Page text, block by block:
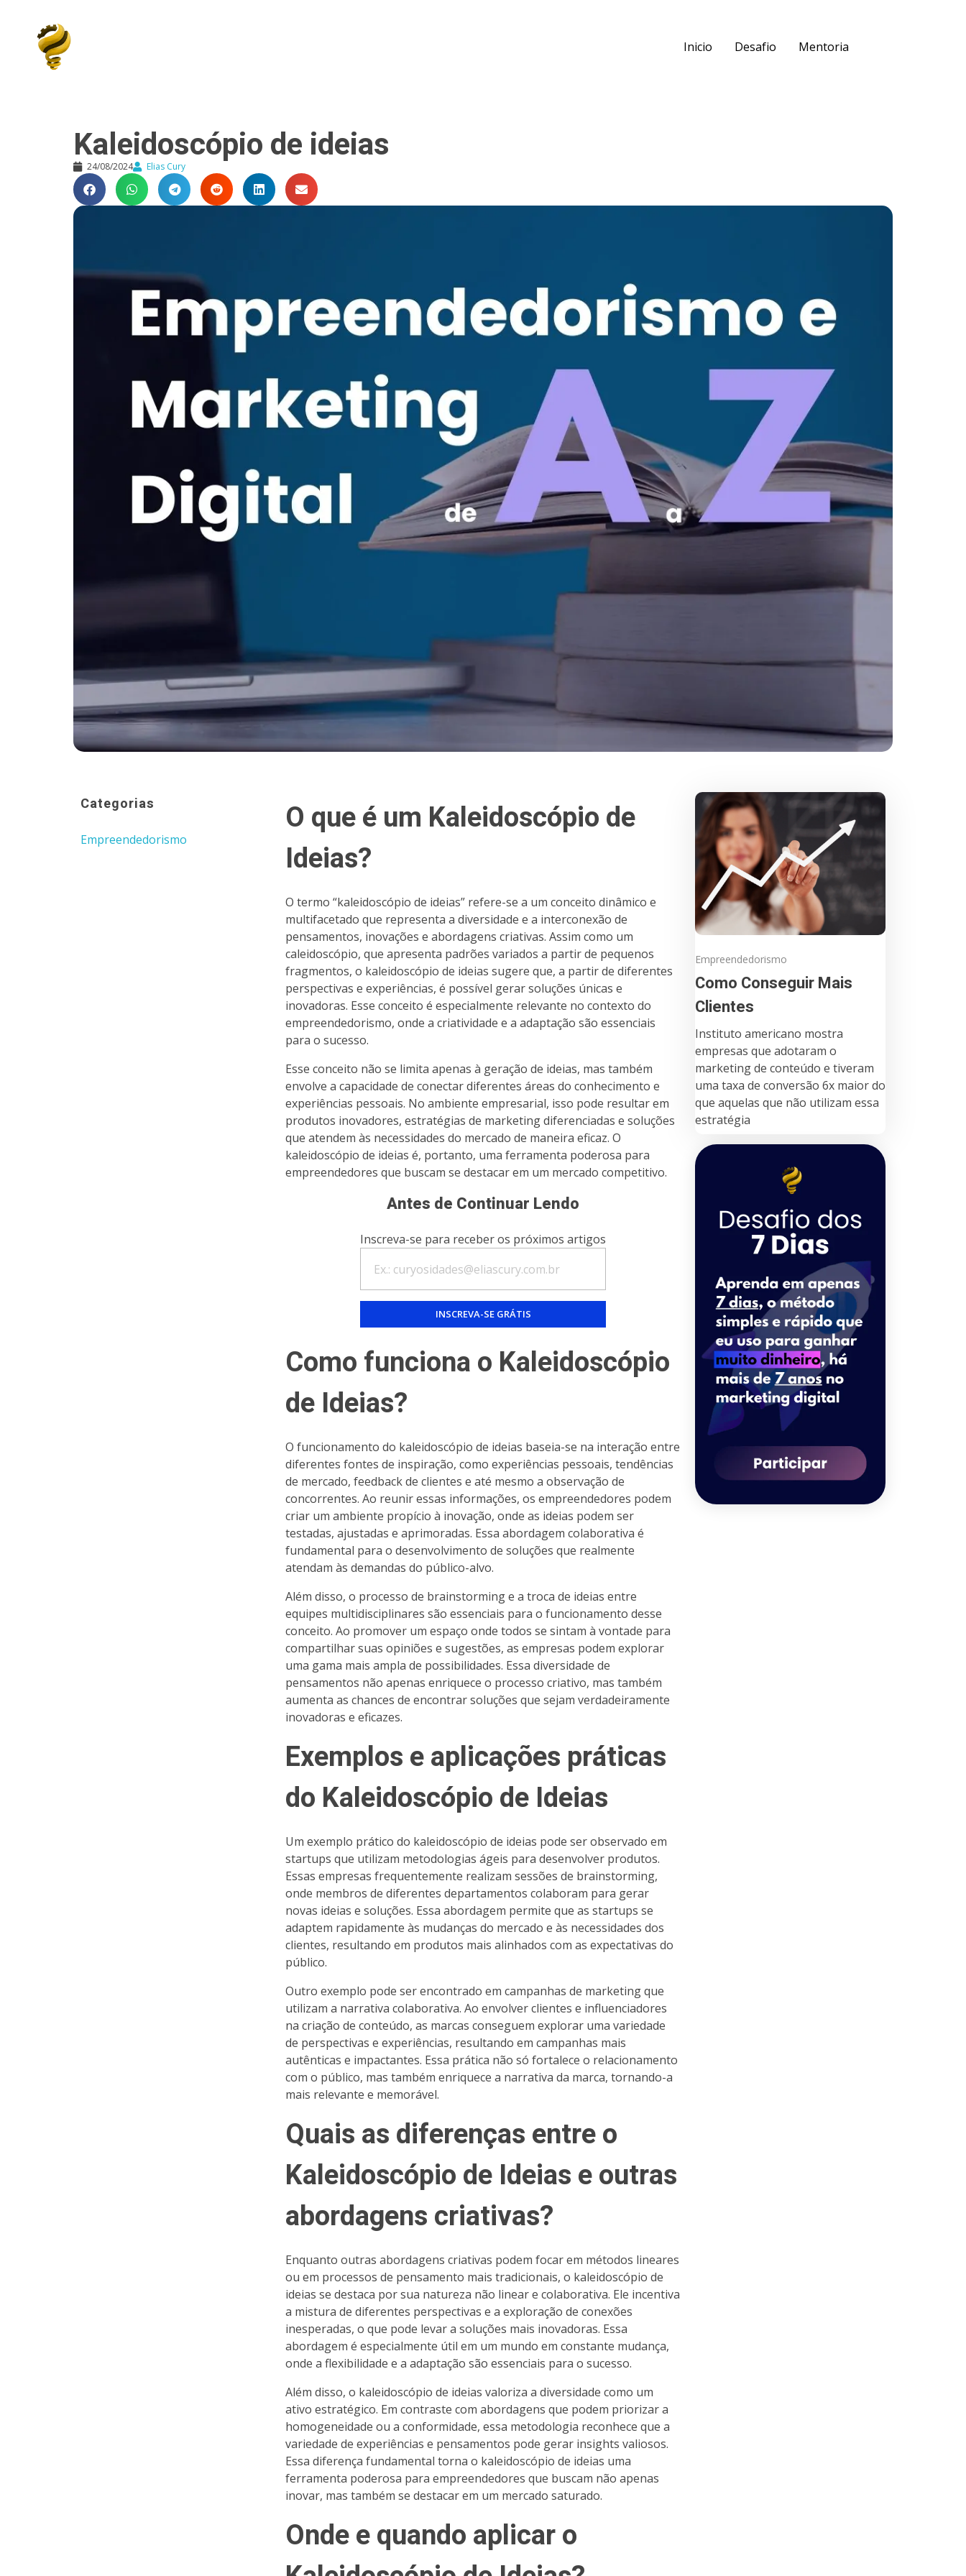
Inicio Desafio Mentoria
Kaleidoscópio de ideias
24/08/2024 Elias Cury
Categorias
Empreendedorismo
O que é um Kaleidoscópio de
Ideias?
O termo “kaleidoscópio de ideias” refere-se a um conceito dinâmico e
multifacetado que representa a diversidade e a interconexão de
pensamentos, inovações e abordagens criativas. Assim como um
caleidoscópio, que apresenta padrões variados a partir de pequenos
fragmentos, o kaleidoscópio de ideias sugere que, a partir de diferentes
perspectivas e experiências, é possível gerar soluções únicas e
inovadoras. Esse conceito é especialmente relevante no contexto do
empreendedorismo, onde a criatividade e a adaptação são essenciais
para o sucesso.
Esse conceito não se limita apenas à geração de ideias, mas também
envolve a capacidade de conectar diferentes áreas do conhecimento e
experiências pessoais. No ambiente empresarial, isso pode resultar em
produtos inovadores, estratégias de marketing diferenciadas e soluções
que atendem às necessidades do mercado de maneira eficaz. O
kaleidoscópio de ideias é, portanto, uma ferramenta poderosa para
empreendedores que buscam se destacar em um mercado competitivo.
Antes de Continuar Lendo
Inscreva-se para receber os próximos artigos
Como funciona o Kaleidoscópio
de Ideias?
O funcionamento do kaleidoscópio de ideias baseia-se na interação entre
diferentes fontes de inspiração, como experiências pessoais, tendências
de mercado, feedback de clientes e até mesmo a observação de
concorrentes. Ao reunir essas informações, os empreendedores podem
criar um ambiente propício à inovação, onde as ideias podem ser
testadas, ajustadas e aprimoradas. Essa abordagem colaborativa é
fundamental para o desenvolvimento de soluções que realmente
atendam às demandas do público-alvo.
Além disso, o processo de brainstorming e a troca de ideias entre
equipes multidisciplinares são essenciais para o funcionamento desse
conceito. Ao promover um espaço onde todos se sintam à vontade para
compartilhar suas opiniões e sugestões, as empresas podem explorar
uma gama mais ampla de possibilidades. Essa diversidade de
pensamentos não apenas enriquece o processo criativo, mas também
aumenta as chances de encontrar soluções que sejam verdadeiramente
inovadoras e eficazes.
Exemplos e aplicações práticas
do Kaleidoscópio de Ideias
Um exemplo prático do kaleidoscópio de ideias pode ser observado em
startups que utilizam metodologias ágeis para desenvolver produtos.
Essas empresas frequentemente realizam sessões de brainstorming,
onde membros de diferentes departamentos colaboram para gerar
novas ideias e soluções. Essa abordagem permite que as startups se
adaptem rapidamente às mudanças do mercado e às necessidades dos
clientes, resultando em produtos mais alinhados com as expectativas do
público.
Outro exemplo pode ser encontrado em campanhas de marketing que
utilizam a narrativa colaborativa. Ao envolver clientes e influenciadores
na criação de conteúdo, as marcas conseguem explorar uma variedade
de perspectivas e experiências, resultando em campanhas mais
autênticas e impactantes. Essa prática não só fortalece o relacionamento
com o público, mas também enriquece a narrativa da marca, tornando-a
mais relevante e memorável.
Quais as diferenças entre o
Kaleidoscópio de Ideias e outras
abordagens criativas?
Enquanto outras abordagens criativas podem focar em métodos lineares
ou em processos de pensamento mais tradicionais, o kaleidoscópio de
ideias se destaca por sua natureza não linear e colaborativa. Ele incentiva
a mistura de diferentes perspectivas e a exploração de conexões
inesperadas, o que pode levar a soluções mais inovadoras. Essa
abordagem é especialmente útil em um mundo em constante mudança,
onde a flexibilidade e a adaptação são essenciais para o sucesso.
Além disso, o kaleidoscópio de ideias valoriza a diversidade como um
ativo estratégico. Em contraste com abordagens que podem priorizar a
homogeneidade ou a conformidade, essa metodologia reconhece que a
variedade de experiências e pensamentos pode gerar insights valiosos.
Essa diferença fundamental torna o kaleidoscópio de ideias uma
ferramenta poderosa para empreendedores que buscam não apenas
inovar, mas também se destacar em um mercado saturado.
Onde e quando aplicar o
Empreendedorismo
Como Conseguir Mais
Clientes
Instituto americano mostra
empresas que adotaram o
marketing de conteúdo e tiveram
uma taxa de conversão 6x maior do
que aquelas que não utilizam essa
estratégia